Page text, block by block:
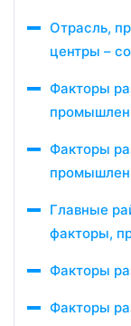
Отрасль,
центры –
Факторы
Факторы
Главные
факторы,
Факторы
Факторы